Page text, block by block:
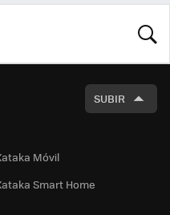
SUBIR
Móvil
Smart Home